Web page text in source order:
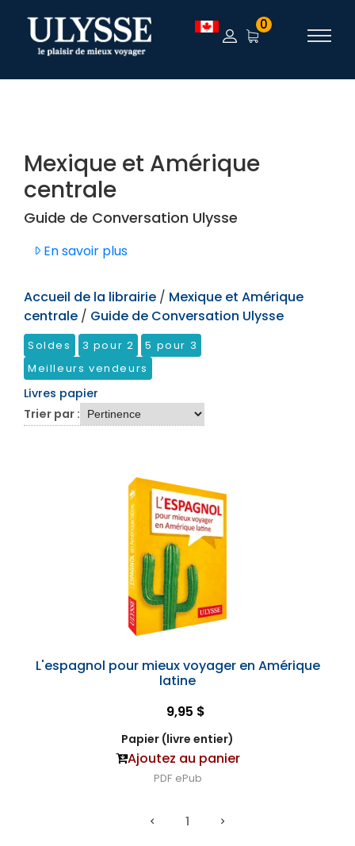
TEST 0
Mexique et Amérique
centrale
Guide de Conversation Ulysse
En savoir plus
Accueil de la librairie / Mexique et Amérique
centrale / Guide de Conversation Ulysse
Soldes 3 pour 2
5 pour 3
Meilleurs vendeurs
Livres papier
Trier par :
L'espagnol pour mieux voyager en Amérique
latine
9,95 $
Papier (livre entier)
Ajoutez au panier
PDF ePub
1